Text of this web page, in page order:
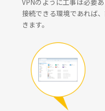
接続できる環境であれば
きます。